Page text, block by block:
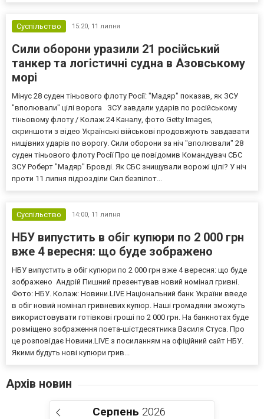
Суспільство 15:20, 11 липня
Сили оборони уразили 21 російський
танкер та логістичні судна в Азовському
морі
Мінус 28 суден тіньового флоту Росії: "Мадяр" показав, як ЗСУ
"вполювали" цілі ворога ЗСУ завдали ударів по російському
тіньовому флоту / Колаж 24 Каналу, фото Getty Images,
скриншоти з відео Українські військові продовжують завдавати
нищівних ударів по ворогу. Сили оборони за ніч "вполювали" 28
суден тіньового флоту Росії Про це повідомив Командувач СБС
ЗСУ Роберт "Мадяр" Бровді. Як СБС знищували ворожі цілі? У ніч
проти 11 липня підрозділи Сил безпілот...
Суспільство 14:00, 11 липня
НБУ випустить в обіг купюри по 2 000 грн
вже 4 вересня: що буде зображено
НБУ випустить в обіг купюри по 2 000 грн вже 4 вересня: що буде
зображено Андрій Пишний презентував новий номінал гривні.
Фото: НБУ. Колаж: Новини.LIVE Національний банк України введе
в обіг новий номінал гривневих купюр. Наші громадяни зможуть
використовувати готівкові гроші по 2 000 грн. На банкнотах буде
розміщено зображення поета-шістдесятника Василя Стуса. Про
це розповідає Новини.LIVE з посиланням на офіційний сайт НБУ.
Якими будуть нові купюри грив...
Архів новин
Серпень